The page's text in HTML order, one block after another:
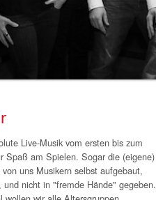
Live-Musik vom ersten bis zum
Spaß am Spielen. Sogar die (eigene)
uns Musikern selbst aufgebaut,
nicht in "fremde Hände" gegeben.